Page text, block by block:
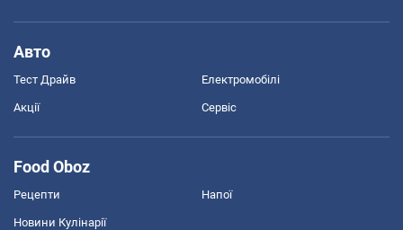
Авто
Тест Драйв Електромобілі
Акції Сервіс
Food Oboz
Рецепти Напої
Новини Кулінарії